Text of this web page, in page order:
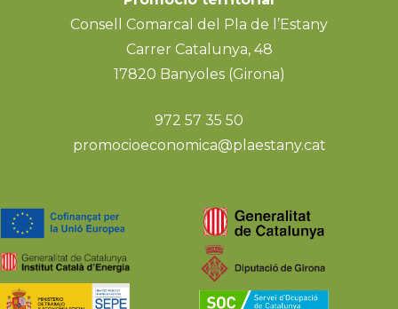
Consell Comarcal del Pla de l’Estany
Carrer Catalunya, 48
17820 Banyoles (Girona)
972 57 35 50
promocioeconomica@plaestany.cat